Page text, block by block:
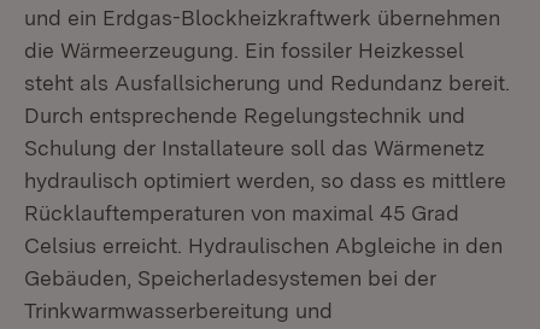
und ein Erdgas-Blockheizkraftwerk übernehmen
die Wärmeerzeugung. Ein fossiler Heizkessel
steht als Ausfallsicherung und Redundanz bereit.
Durch entsprechende Regelungstechnik und
Schulung der Installateure soll das Wärmenetz
hydraulisch optimiert werden, so dass es mittlere
Rücklauftemperaturen von maximal 45 Grad
Celsius erreicht. Hydraulischen Abgleiche in den
Gebäuden, Speicherladesystemen bei der
Trinkwarmwasserbereitung und